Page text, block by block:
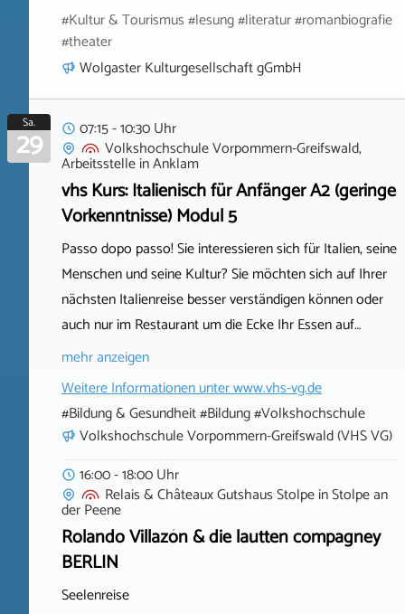
#Kultur & Tourismus #lesung #literatur #romanbiografie
#theater
Wolgaster Kulturgesellschaft gGmbH
Sa.
29
07:15 - 10:30 Uhr
Volkshochschule Vorpommern-Greifswald,
ArbeitsstelleinAnklam
vhs Kurs: Italienisch für Anfänger A2 (geringe
Vorkenntnisse) Modul 5
Passo dopo passo! Sie interessieren sich für Italien, seine
Menschen und seine Kultur? Sie möchten sich auf Ihrer
nächsten Italienreise besser verständigen können oder
auch nur im Restaurant um die Ecke Ihr Essen auf…
mehr anzeigen
Weitere Informationen unterwww.vhs-vg.de
#Bildung & Gesundheit #Bildung #Volkshochschule
Volkshochschule Vorpommern-Greifswald (VHS VG)
16:00 - 18:00 Uhr
Relais & Châteaux Gutshaus StolpeinStolpe an
der Peene
Rolando Villazón & die lautten compagney
BERLIN
Seelenreise